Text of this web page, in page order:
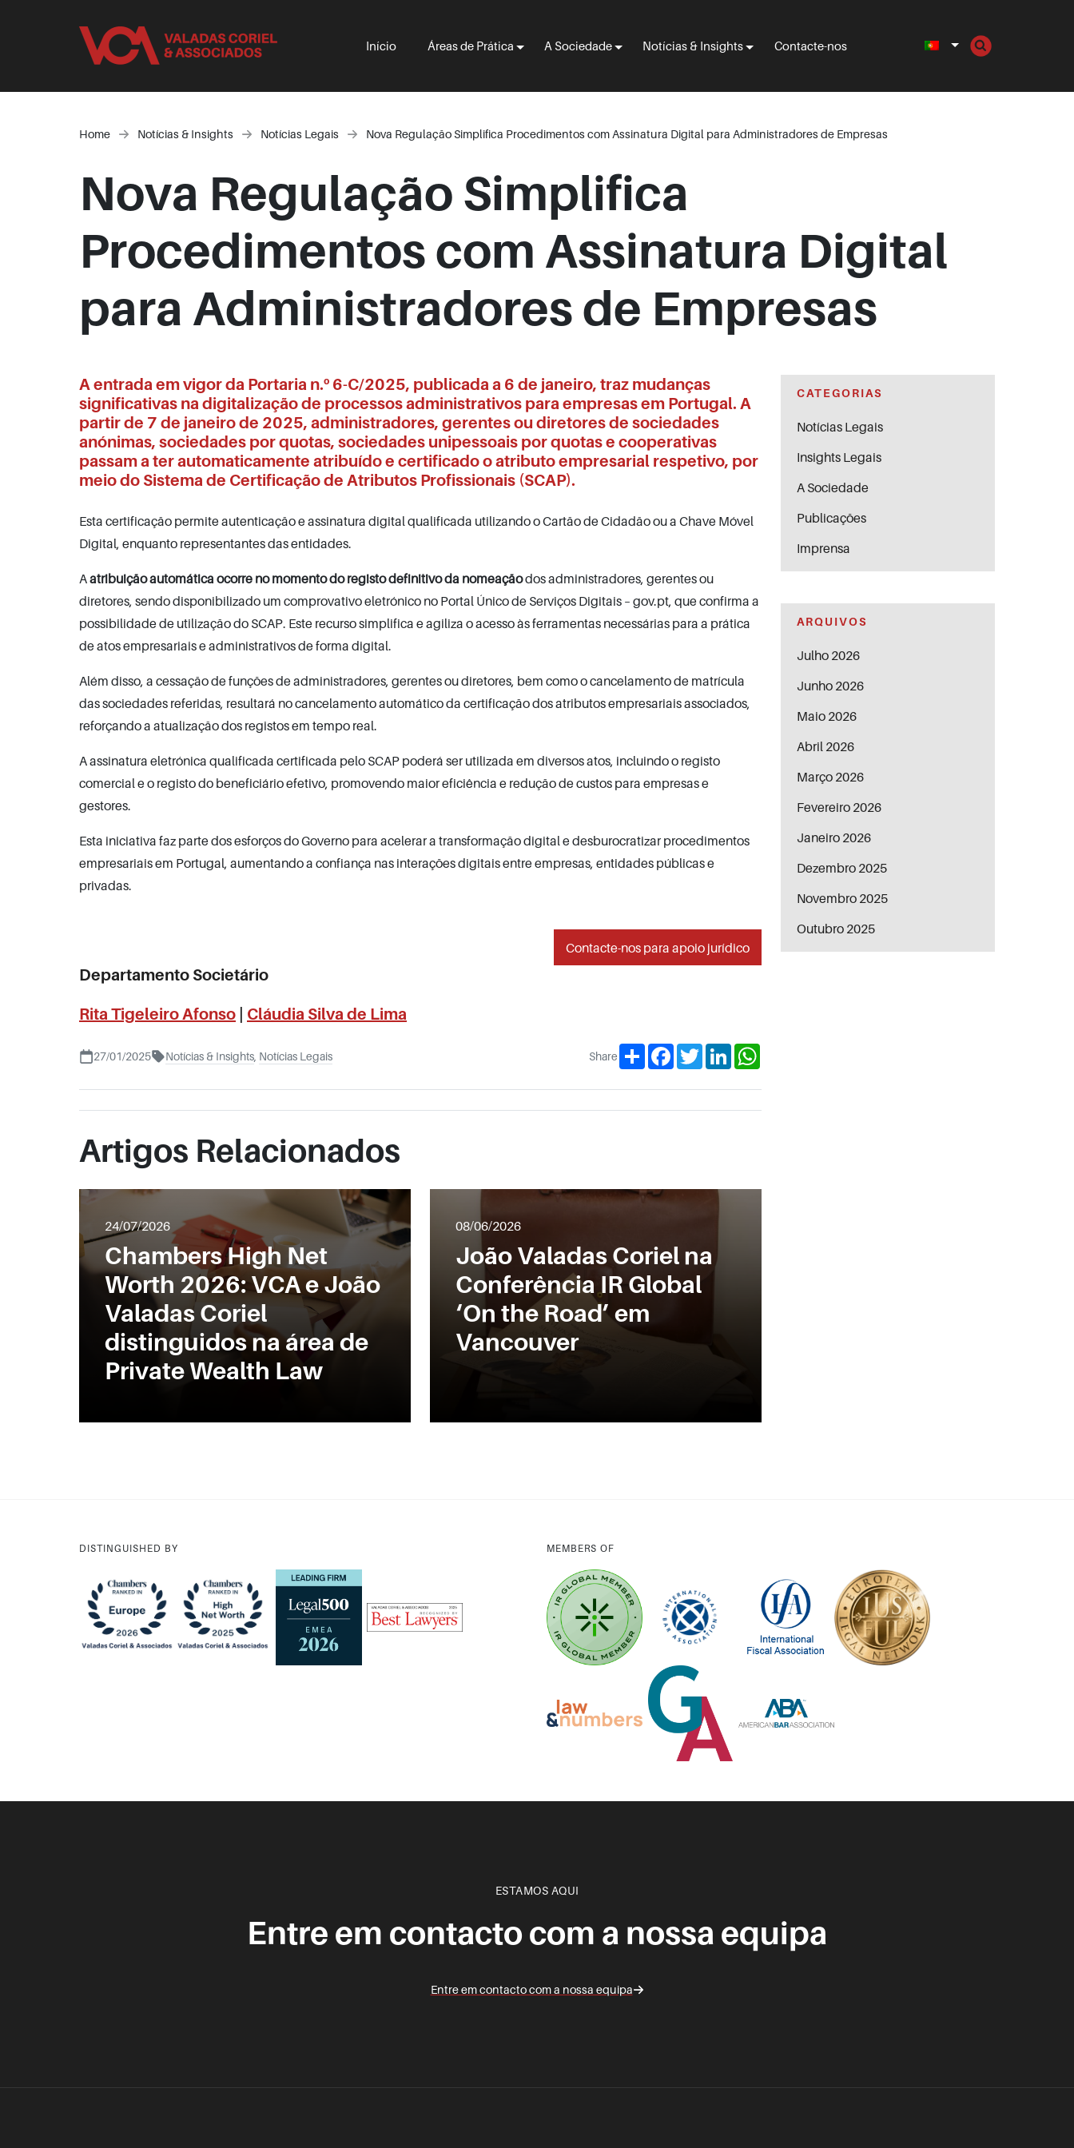
Início Áreas de Prática A Sociedade Notícias & Insights Contacte-nos
Home Notícias & Insights Notícias Legais Nova Regulação Simplifica Procedimentos com Assinatura Digital para Administradores de Empresas
Nova Regulação Simplifica
Procedimentos com Assinatura Digital
para Administradores de Empresas
A entrada em vigor da Portaria n.º 6-C/2025, publicada a 6 de janeiro, traz mudanças
significativas na digitalização de processos administrativos para empresas em Portugal. A
partir de 7 de janeiro de 2025, administradores, gerentes ou diretores de sociedades
anónimas, sociedades por quotas, sociedades unipessoais por quotas e cooperativas
passam a ter automaticamente atribuído e certificado o atributo empresarial respetivo, por
meio do Sistema de Certificação de Atributos Profissionais (SCAP).
Esta certificação permite autenticação e assinatura digital qualificada utilizando o Cartão de Cidadão ou a Chave Móvel
Digital, enquanto representantes das entidades.
Aatribuição automática ocorre no momento do registo definitivo da nomeaçãodos administradores, gerentes ou
diretores, sendo disponibilizado um comprovativo eletrónico no Portal Único de Serviços Digitais – gov.pt, que confirma a
possibilidade de utilização do SCAP. Este recurso simplifica e agiliza o acesso às ferramentas necessárias para a prática
de atos empresariais e administrativos de forma digital.
Além disso, a cessação de funções de administradores, gerentes ou diretores, bem como o cancelamento de matrícula
das sociedades referidas, resultará no cancelamento automático da certificação dos atributos empresariais associados,
reforçando a atualização dos registos em tempo real.
A assinatura eletrónica qualificada certificada pelo SCAP poderá ser utilizada em diversos atos, incluindo o registo
comercial e o registo do beneficiário efetivo, promovendo maior eficiência e redução de custos para empresas e
gestores.
Esta iniciativa faz parte dos esforços do Governo para acelerar a transformação digital e desburocratizar procedimentos
empresariais em Portugal, aumentando a confiança nas interações digitais entre empresas, entidades públicas e
privadas.
Contacte-nos para apoio jurídico
Departamento Societário
Rita Tigeleiro Afonso Cláudia Silva de Lima
27/01/2025 Notícias & Insights Notícias Legais Share ShareFacebookTwitterLinkedInWhatsApp
Artigos Relacionados
24/07/2026
Chambers High Net
Worth 2026: VCA e João
Valadas Coriel
distinguidos na área de
Private Wealth Law
08/06/2026
João Valadas Coriel na
Conferência IR Global
‘On the Road’ em
Vancouver
CATEGORIAS
Notícias Legais
Insights Legais
A Sociedade
Publicações
Imprensa
ARQUIVOS
Julho 2026
Junho 2026
Maio 2026
Abril 2026
Março 2026
Fevereiro 2026
Janeiro 2026
Dezembro 2025
Novembro 2025
Outubro 2025
DISTINGUISHED BY MEMBERS OF
ESTAMOS AQUI
Entre em contacto com a nossa equipa
Entre em contacto com a nossa equipa